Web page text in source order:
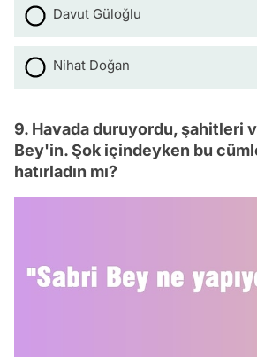
Davut Güloğlu
Nihat Doğan
9. Havada duruyordu, şahitleri
Bey'in. Şok içindeyken bu
hatırladın mı?